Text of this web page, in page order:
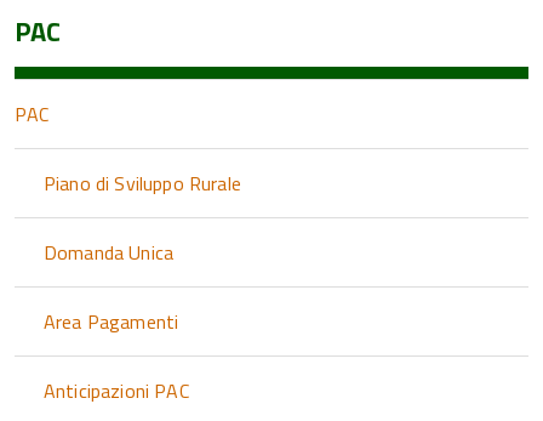
PAC
PAC
Piano di Sviluppo Rurale
Domanda Unica
Area Pagamenti
Anticipazioni PAC